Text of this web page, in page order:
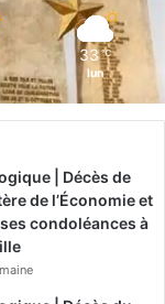
33 ℃
lun
| Décès de
de l’Économie et
condoléances à